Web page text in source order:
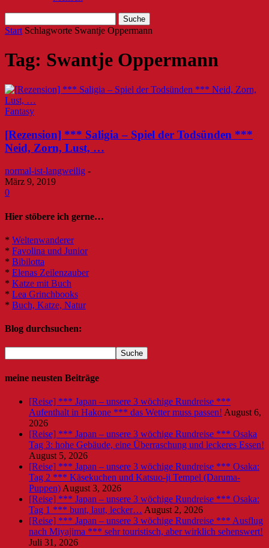
Start Schlagworte Swantje Oppermann
Tag: Swantje Oppermann
Fantasy
[Rezension] *** Saligia – Spiel der Todsünden ***
Neid, Zorn, Lust, …
normal-ist-langweilig -
März 9, 2019
0
Hier stöbere ich gerne…
* Weltenwanderer
* Favolina und Junior
* Bibilotta
* Elenas Zeilenzauber
* Katze mit Buch
* Lea Grinchbooks
* Buch, Katze, Natur
Blog durchsuchen:
meine neusten Beiträge
[Reise] *** Japan – unsere 3 wöchige Rundreise ***
Aufenthalt in Hakone *** das Wetter muss passen! August 6,
2026
[Reise] *** Japan – unsere 3 wöchige Rundreise *** Osaka
Tag 3: hohe Gebäude, eine Überraschung und leckeres Essen!
August 5, 2026
[Reise] *** Japan – unsere 3 wöchige Rundreise *** Osaka:
Tag 2 *** Käsekuchen und Katsuo-ji Tempel (Daruma-
Puppen) August 3, 2026
[Reise] *** Japan – unsere 3 wöchige Rundreise *** Osaka:
Tag 1 *** bunt, laut, lecker… August 2, 2026
[Reise] *** Japan – unsere 3 wöchige Rundreise *** Ausflug
nach Miyajima *** sehr touristisch, aber wirklich sehenswert!
Juli 31, 2026